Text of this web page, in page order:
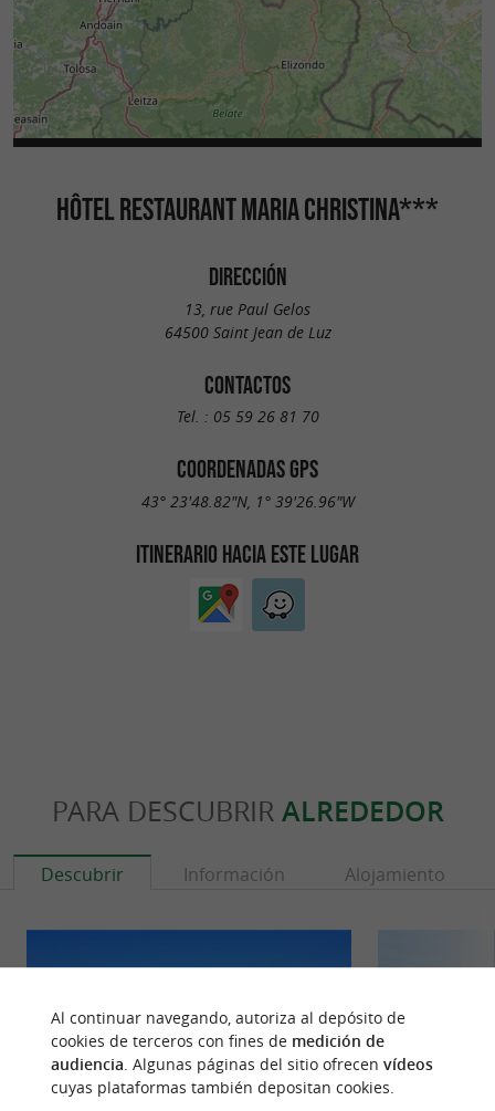
HÔTEL RESTAURANT MARIA CHRISTINA***
DIRECCIÓN
13, rue Paul Gelos
64500 Saint Jean de Luz
CONTACTOS
Tel. : 05 59 26 81 70
COORDENADAS GPS
43° 23'48.82"N, 1° 39'26.96"W
ITINERARIO HACIA ESTE LUGAR
PARA DESCUBRIR ALREDEDOR
Descubrir Información Alojamiento
Al continuar navegando, autoriza al depósito de
cookies de terceros con fines de medición de
audiencia . Algunas páginas del sitio ofrecen vídeos
cuyas plataformas también depositan cookies.